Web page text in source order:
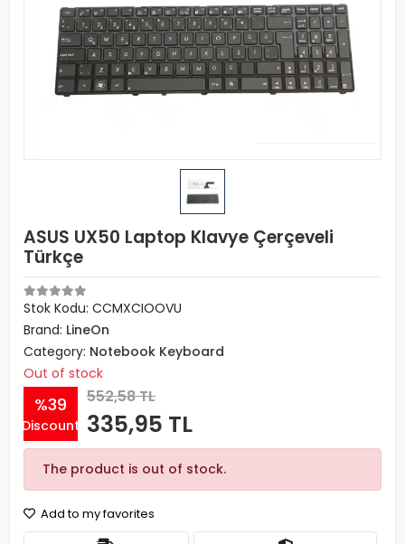
ASUS UX50 Laptop Klavye Çerçeveli
Türkçe
Stok Kodu: CCMXCIOOVU
Brand: LineOn
Category: Notebook Keyboard
Out of stock
%39
Discount
552,58 TL
335,95 TL
The product is out of stock.
Add to my favorites